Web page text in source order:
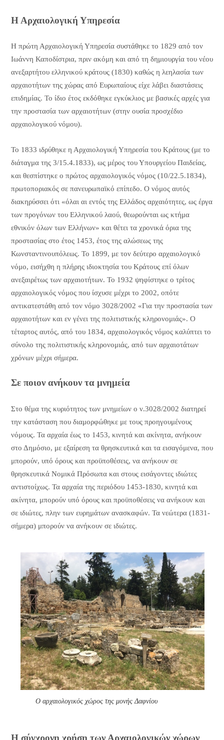
Η Αρχαιολογική Υπηρεσία
Η πρώτη Αρχαιολογική Υπηρεσία συστάθηκε το 1829 από τον
Ιωάννη Καποδίστρια, πριν ακόμη και από τη δημιουργία του νέου
ανεξαρτήτου ελληνικού κράτους (1830) καθώς η λεηλασία των
αρχαιοτήτων της χώρας από Ευρωπαίους είχε λάβει διαστάσεις
επιδημίας. Το ίδιο έτος εκδόθηκε εγκύκλιος με βασικές αρχές για
την προστασία των αρχαιοτήτων (στην ουσία προσχέδιο
αρχαιολογικού νόμου).
Το 1833 ιδρύθηκε η Αρχαιολογική Υπηρεσία του Κράτους (με το
διάταγμα της 3/15.4.1833), ως μέρος του Υπουργείου Παιδείας,
και θεσπίστηκε ο πρώτος αρχαιολογικός νόμος (10/22.5.1834),
πρωτοποριακός σε πανευρωπαϊκό επίπεδο. Ο νόμος αυτός
διακηρύσσει ότι «όλαι αι εντός της Ελλάδος αρχαιότητες, ως έργα
των προγόνων του Ελληνικού λαού, θεωρούνται ως κτήμα
εθνικόν όλων των Ελλήνων» και θέτει τα χρονικά όρια της
προστασίας στο έτος 1453, έτος της αλώσεως της
Κωνσταντινουπόλεως. Το 1899, με τον δεύτερο αρχαιολογικό
νόμο, εισήχθη η πλήρης ιδιοκτησία του Κράτους επί όλων
ανεξαιρέτως των αρχαιοτήτων. Το 1932 ψηφίστηκε ο τρίτος
αρχαιολογικός νόμος που ίσχυσε μέχρι το 2002, οπότε
αντικατεστάθη από τον νόμο 3028/2002 «Για την προστασία των
αρχαιοτήτων και εν γένει της πολιτιστικής κληρονομιάς». Ο
τέταρτος αυτός, από του 1834, αρχαιολογικός νόμος καλύπτει το
σύνολο της πολιτιστικής κληρονομιάς, από των αρχαιοτάτων
χρόνων μέχρι σήμερα.
Σε ποιον ανήκουν τα μνημεία
Στο θέμα της κυριότητος των μνημείων ο ν.3028/2002 διατηρεί
την κατάσταση που διαμορφώθηκε με τους προηγουμένους
νόμους. Τα αρχαία έως το 1453, κινητά και ακίνητα, ανήκουν
στο Δημόσιο, με εξαίρεση τα θρησκευτικά και τα εισαγόμενα, που
μπορούν, υπό όρους και προϋποθέσεις, να ανήκουν σε
θρησκευτικά Νομικά Πρόσωπα και στους εισάγοντες ιδιώτες
αντιστοίχως. Τα αρχαία της περιόδου 1453-1830, κινητά και
ακίνητα, μπορούν υπό όρους και προϋποθέσεις να ανήκουν και
σε ιδιώτες, πλην των ευρημάτων ανασκαφών. Τα νεώτερα (1831-
σήμερα) μπορούν να ανήκουν σε ιδιώτες.
Ο αρχαιολογικός χώρος της μονής Δαφνίου
Η σύγχρονη χρήση των Αρχαιολογικών χώρων